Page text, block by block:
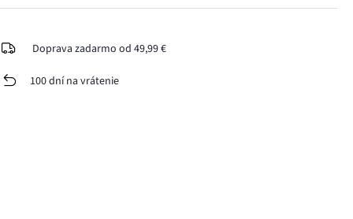
Doprava zadarmo od 49,99 €
100 dní na vrátenie